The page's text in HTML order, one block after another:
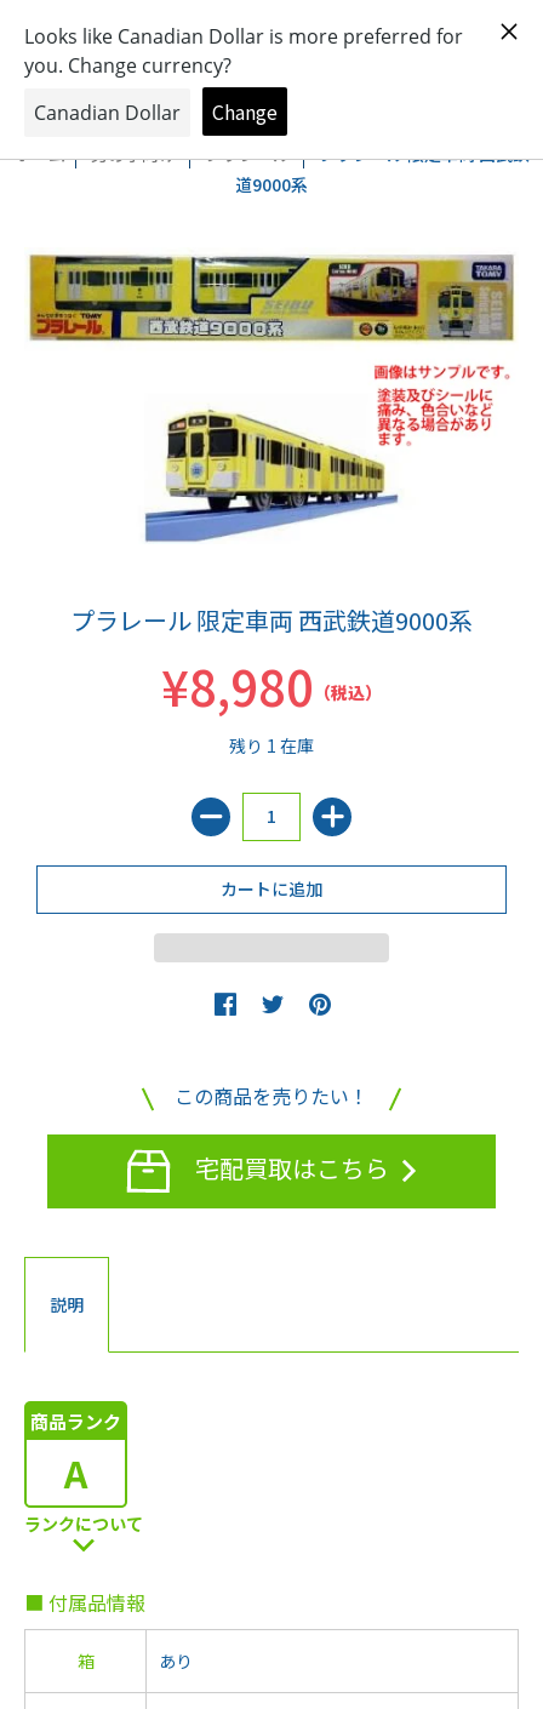
ホーム 男の子向け プラレール
プラレール 限定車両 西武鉄
道9000系
プラレール 限定車両 西武鉄道9000系
¥8,980 （税込）
残り 1 在庫
この商品を売りたい！
宅配買取はこちら
説明
商品ランク
A
ランクについて
■ 付属品情報
箱 あり